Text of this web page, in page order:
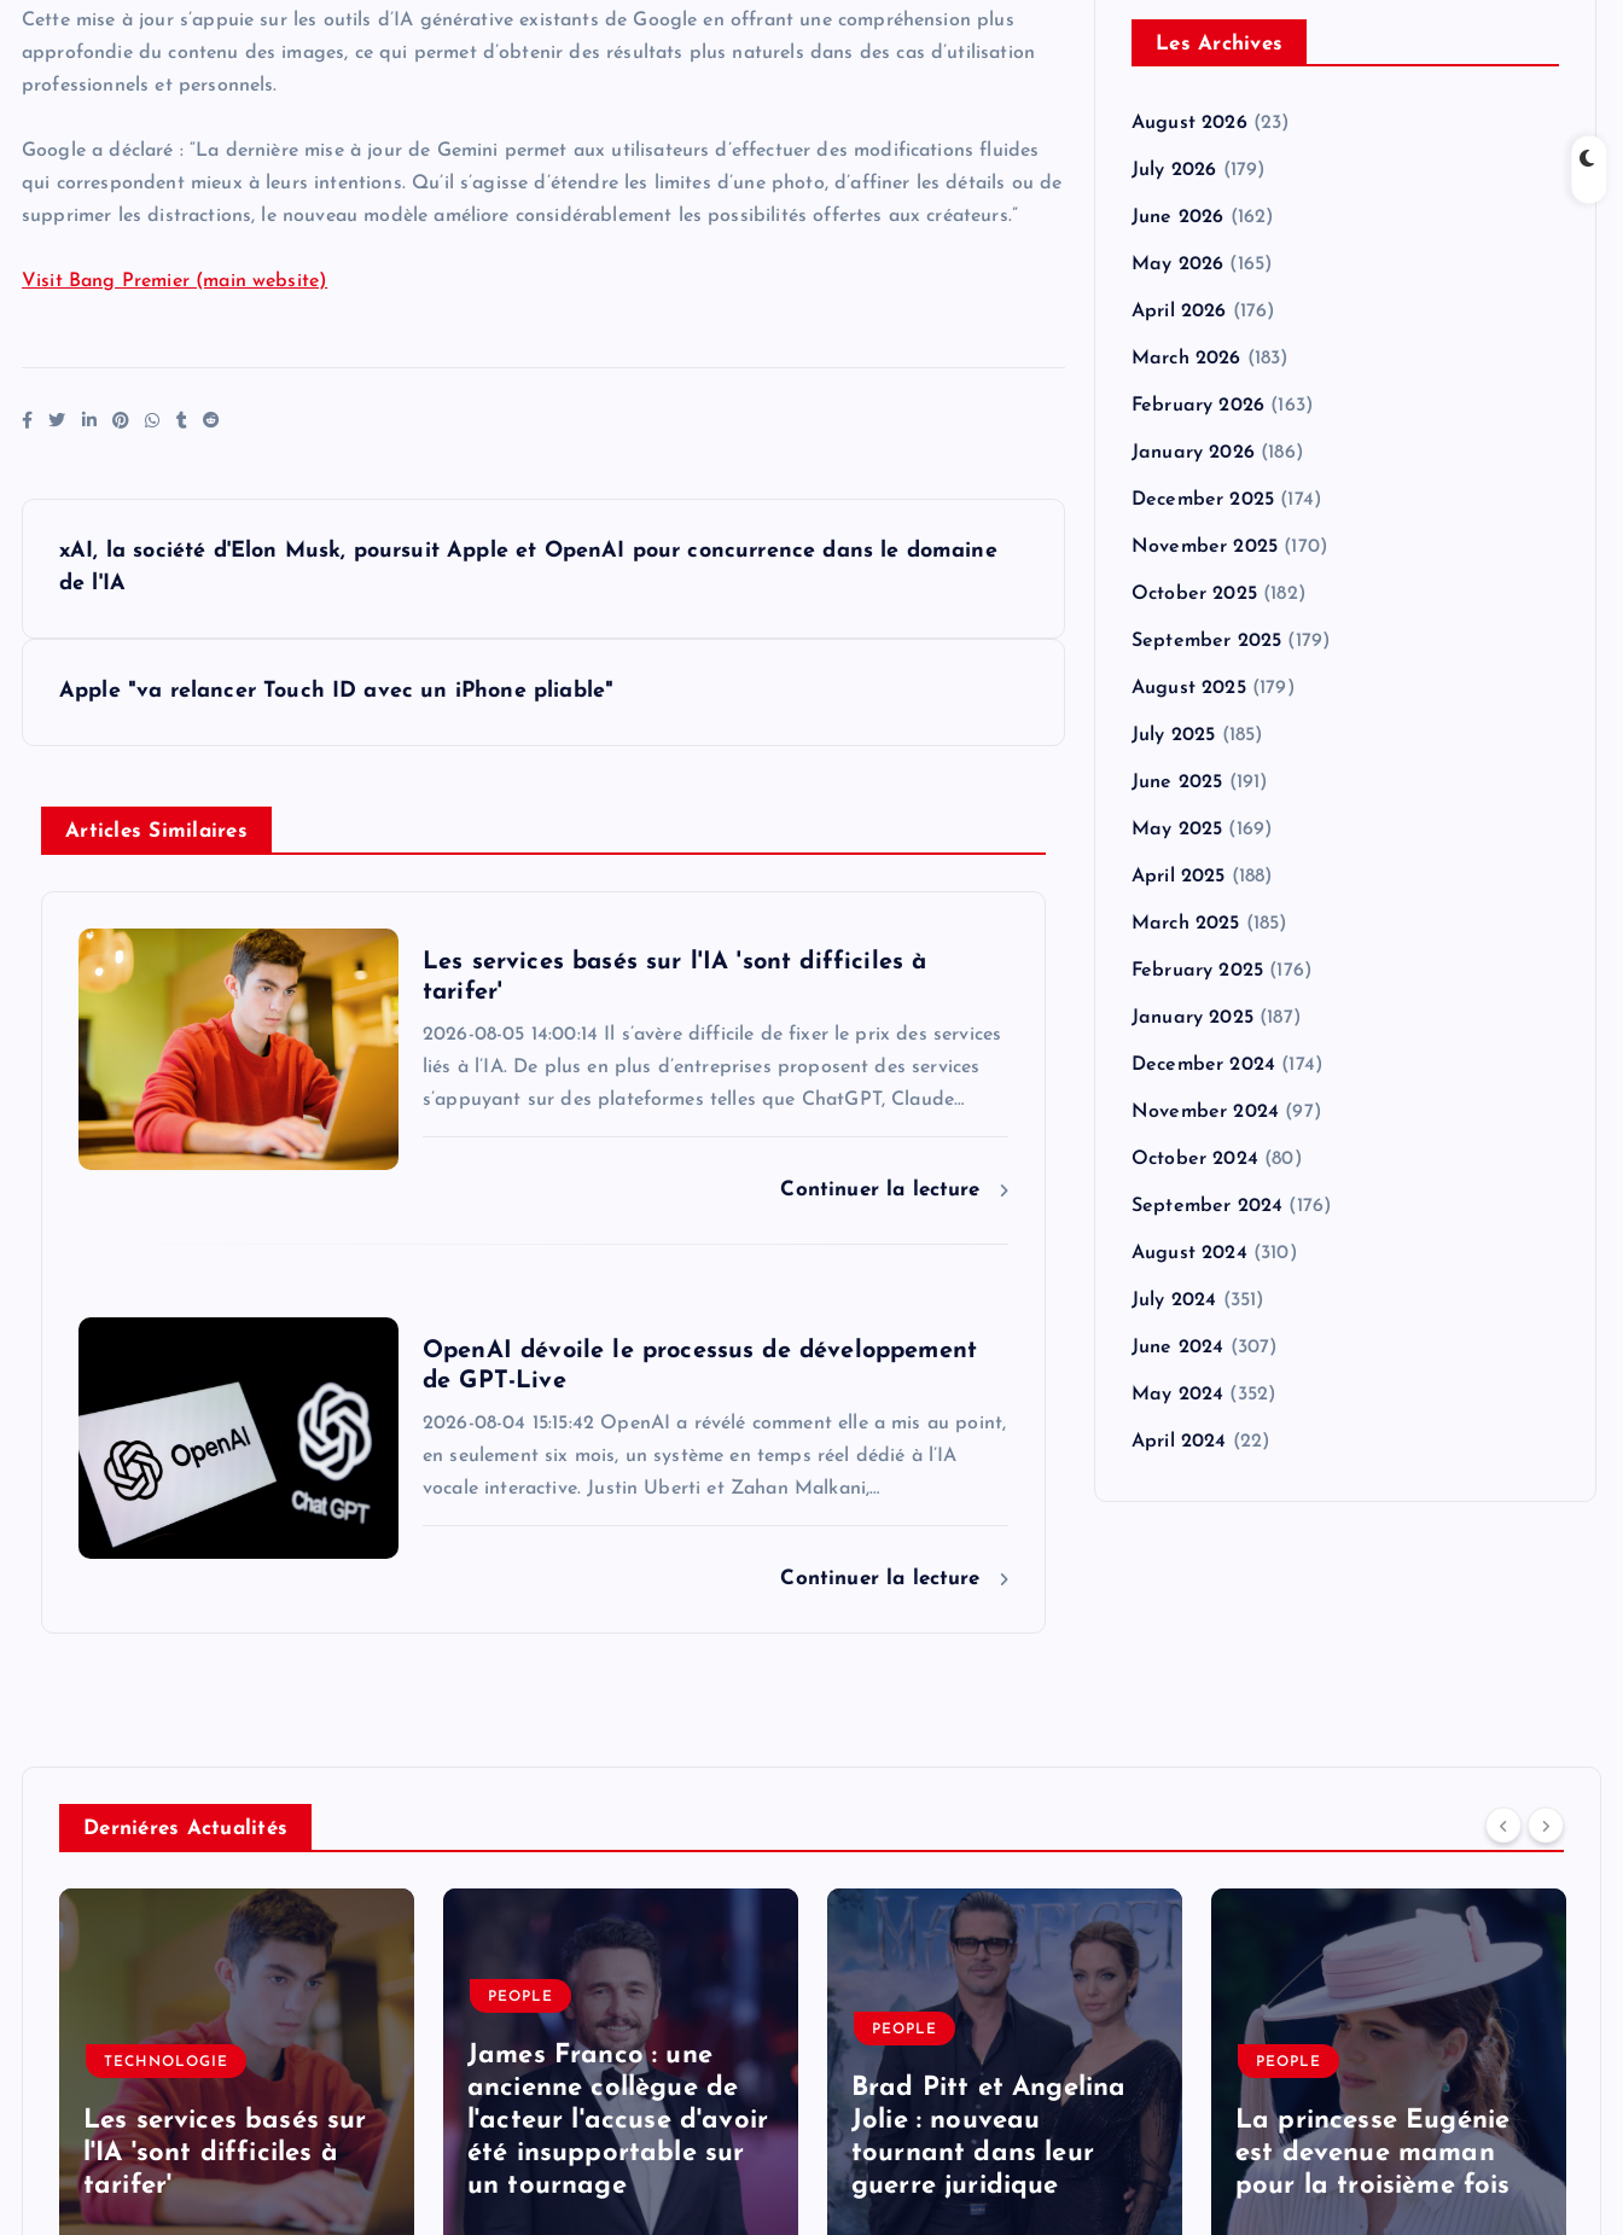
Cette mise à jour s’appuie sur les outils d’IA générative existants de Google en offrant une compréhension plus
approfondie du contenu des images, ce qui permet d’obtenir des résultats plus naturels dans des cas d’utilisation
professionnels et personnels.
Google a déclaré : “La dernière mise à jour de Gemini permet aux utilisateurs d’effectuer des modifications fluides
qui correspondent mieux à leurs intentions. Qu’il s’agisse d’étendre les limites d’une photo, d’affiner les détails ou de
supprimer les distractions, le nouveau modèle améliore considérablement les possibilités offertes aux créateurs.”
Visit Bang Premier (main website)
n
a
xAI, la société d'Elon Musk, poursuit Apple et OpenAI pour concurrence dans le domaine
de l'IA
Apple "va relancer Touch ID avec un iPhone pliable"
Articles Similaires
Les services basés sur l'IA 'sont difficiles à
tarifer'
2026-08-05 14:00:14 Il s’avère difficile de fixer le prix des services
liés à l’IA. De plus en plus d’entreprises proposent des services
s’appuyant sur des plateformes telles que ChatGPT, Claude…
Continuer la lecture
OpenAI dévoile le processus de développement
de GPT-Live
2026-08-04 15:15:42 OpenAI a révélé comment elle a mis au point,
en seulement six mois, un système en temps réel dédié à l’IA
vocale interactive. Justin Uberti et Zahan Malkani,…
Continuer la lecture
Les Archives
August 2026(23)
July 2026 (179)
June 2026 (162)
May 2026 (165)
April 2026 (176)
March 2026 (183)
February 2026 (163)
January 2026(186)
December 2025 (174)
November 2025 (170)
October 2025(182)
September 2025 (179)
August 2025(179)
July 2025 (185)
June 2025 (191)
May 2025 (169)
April 2025 (188)
March 2025 (185)
February 2025 (176)
January 2025(187)
December 2024 (174)
November 2024 (97)
October 2024 (80)
September 2024 (176)
August 2024 (310)
July 2024 (351)
June 2024 (307)
May 2024 (352)
April 2024 (22)
Derniéres Actualités
TECHNOLOGIE
Les services basés sur
l'IA 'sont difficiles à
tarifer'
PEOPLE
James Franco : une
ancienne collègue de
l'acteur l'accuse d'avoir
été insupportable sur
un tournage
PEOPLE
Brad Pitt et Angelina
Jolie : nouveau
tournant dans leur
guerre juridique
PEOPLE
La princesse Eugénie
est devenue maman
pour la troisième fois